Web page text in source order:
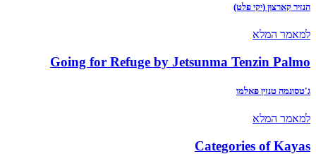
הנזיר קַארצוּן (יקי פלט)
למאמר המלא
Going for Refuge by Jetsunma Tenzin Palmo
ג'טסונמה טנזין פאלמו
למאמר המלא
Categories of Kayas